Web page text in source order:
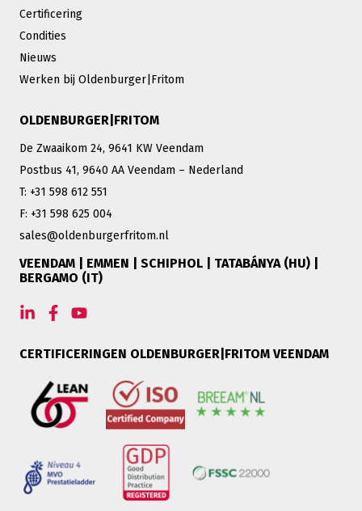
Certificering
Condities
Nieuws
Werken bij Oldenburger|Fritom
OLDENBURGER|FRITOM
De Zwaaikom 24, 9641 KW Veendam
Postbus 41, 9640 AA Veendam – Nederland
T: +31 598 612 551
F: +31 598 625 004
sales@oldenburgerfritom.nl
VEENDAM | EMMEN | SCHIPHOL | TATABÁNYA (HU) |
BERGAMO (IT)
CERTIFICERINGEN OLDENBURGER|FRITOM VEENDAM